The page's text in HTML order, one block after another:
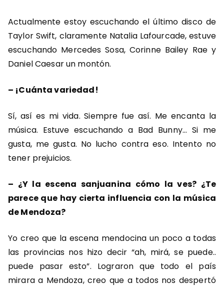
Actualmente estoy escuchando el último disco de
Taylor Swift, claramente Natalia Lafourcade, estuve
escuchando Mercedes Sosa, Corinne Bailey Rae y
Daniel Caesar un montón.
– ¡Cuánta variedad!
Sí, así es mi vida. Siempre fue así. Me encanta la
música. Estuve escuchando a Bad Bunny… Si me
gusta, me gusta. No lucho contra eso. Intento no
tener prejuicios.
– ¿Y la escena sanjuanina cómo la ves? ¿Te
parece que hay cierta influencia con la música
de Mendoza?
Yo creo que la escena mendocina un poco a todas
las provincias nos hizo decir “ah, mirá, se puede..
puede pasar esto”. Lograron que todo el país
mirara a Mendoza, creo que a todos nos despertó